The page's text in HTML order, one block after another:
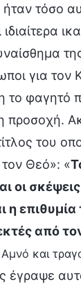
τόσο
για τον
το φαγητό
προσοχή.
του
τον Θεό»: «
οι
η
από
και
έγραψε